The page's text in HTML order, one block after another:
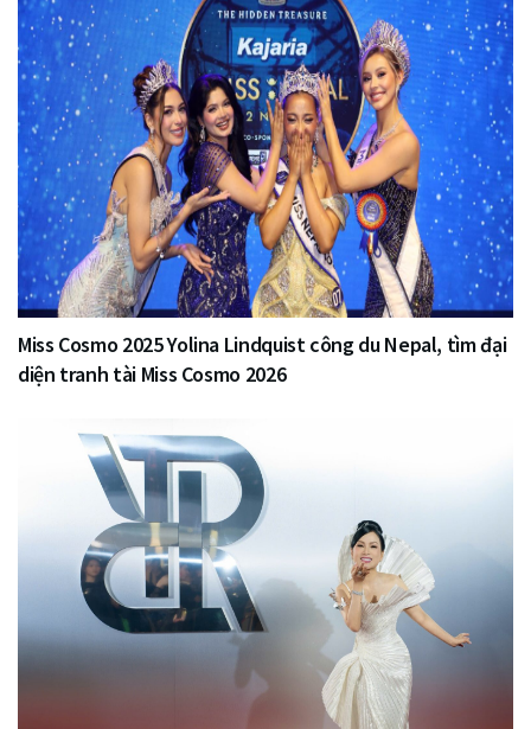
Miss Cosmo 2025 Yolina Lindquist công du Nepal, tìm đại
diện tranh tài Miss Cosmo 2026